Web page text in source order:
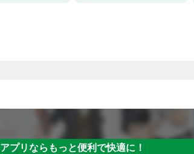
アプリならもっと便利で快適に！